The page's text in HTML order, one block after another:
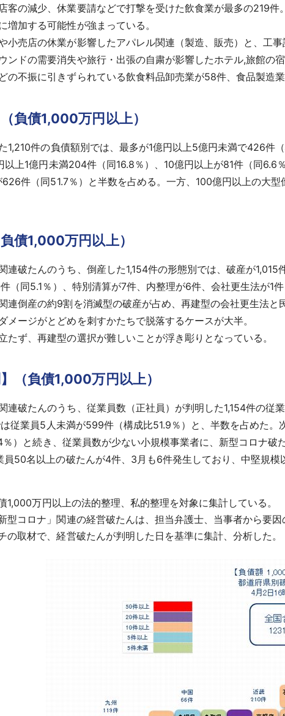
客の減少、休業要請などで打撃を受けた飲食業が最多の219
増加する可能性が強まっている。
小売店の休業が影響したアパレル関連（製造、販売）と、工
ンドの需要消失や旅行・出張の自粛が影響したホテル,旅館の宿
の不振に引きずられている飲食料品卸売業が58件、食品製造
負債1,000万円以上）
1,210件の負債額別では、最多が1億円以上5億円未満で426件
上1億円未満204件（同16.8％）、10億円以上が81件（同6.6
件（同51.7％）と半数を占める。一方、100億円以上の大
債1,000万円以上）
連破たんのうち、倒産した1,154件の形態別では、破産が
（同5.1％）、特別清算が7件、内整理が6件、会社更生法が1件
連倒産の約9割を消滅型の破産が占め、再建型の会社更生法と
メージがとどめを刺すかたちで脱落するケースが大半。
たず、再建型の選択が難しいことが浮き彫りとなっている。
】（負債1,000万円以上）
連破たんのうち、従業員数（正社員）が判明した1,154件の従
従業員5人未満が599件（構成比51.9％）と、半数を占めた
）と続き、従業員数が少ない小規模事業者に、新型コロナ破
50名以上の破たんが4件、3月も6件発生しており、中堅規模
1,000万円以上の法的整理、私的整理を対象に集計している。
型コロナ」関連の経営破たんは、担当弁護士、当事者から要因
の取材で、経営破たんが判明した日を基準に集計、分析した。